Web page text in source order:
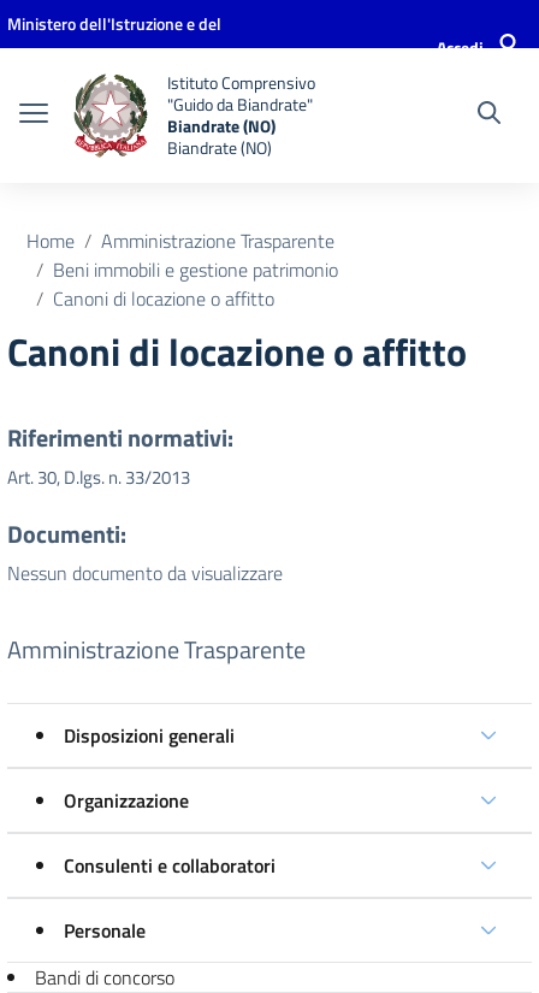
Vai ai contenuti
Vai al menu di navigazione
Vai al footer
Ministero dell'Istruzione e del
Accedi
Istituto Comprensivo
"Guido da Biandrate"
Biandrate (NO)
Biandrate (NO)
Home
Amministrazione Trasparente
Beni immobili e gestione patrimonio
Canoni di locazione o affitto
Canoni di locazione o affitto
Riferimenti normativi:
Art. 30, D.lgs. n. 33/2013
Documenti:
Nessun documento da visualizzare
Amministrazione Trasparente
Disposizioni generali
Organizzazione
Consulenti e collaboratori
Personale
Bandi di concorso